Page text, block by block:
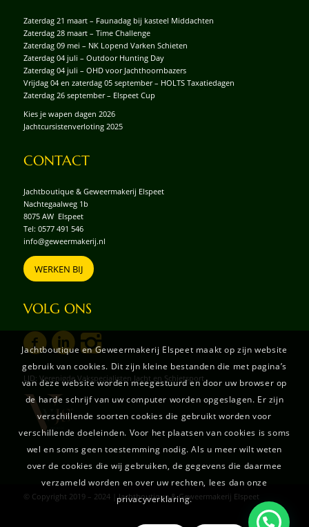
Zaterdag 21 maart – Faunadag bij kasteel Middachten
Zaterdag 28 maart – Time Challenge
Zaterdag 09 mei – NK Lopend Varken Schieten
Zaterdag 04 juli – Outdoor Hunting Day
Zaterdag 04 juli – OHD voor Jachthoornbazers
Vrijdag 04 en zaterdag 05 september – HOLTS Taxatiedagen
Zaterdag 26 september – Elspeet Cup
Kies je wapen dagen 2026
Jachtcursistenverloting 2025
CONTACT
Jachtboutique & Geweermakerij Elspeet
Nachtegaalweg 1b
8075 AW Elspeet
Tel: 0577 491 546
info@geweermakerij.nl
WERKEN BIJ
VOLG ONS
LID: Verenigde Vakspecialisten Jacht en Schietsport
© Copyright 2019 – 2024 | Jachtboutique & Geweermakerij Elspeet
Jachtboutique en Geweermakerij Elspeet maakt op zijn website
gebruik van cookies. Dit zijn kleine bestanden die met pagina’s
van deze website worden meegestuurd en door uw browser op
de harde schrijf van uw computer worden opgeslagen. Er zijn
verschillende soorten cookies die gebruikt worden voor
verschillende doeleinden. Voor het plaatsen van cookies is soms
wel en soms geen toestemming nodig. Als u meer wilt weten
over de cookies die wij gebruiken, de gegevens die daarmee
verzameld worden en over uw rechten, lees dan onze
privacyverklaring.